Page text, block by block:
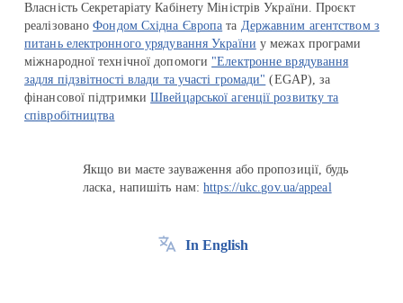
Власність Секретаріату Кабінету Міністрів України. Проєкт
реалізованоФондом Східна Європа та Державним агентством з
питань електронного урядування України у межах програми
міжнародної технічної допомоги "Електронне врядування
задля підзвітності влади та участі громади" (EGAP), за
фінансової підтримкиШвейцарської агенції розвитку та
співробітництва
Якщо ви маєте зауваження або пропозиції, будь
ласка, напишіть нам:https://ukc.gov.ua/appeal
In English